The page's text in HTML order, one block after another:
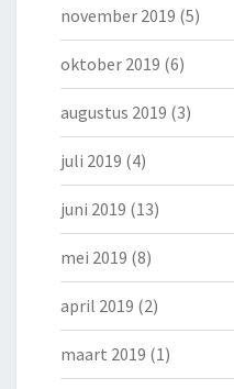
november 2019 (5)
oktober 2019 (6)
augustus 2019 (3)
juli 2019 (4)
juni 2019 (13)
mei 2019 (8)
april 2019 (2)
maart 2019 (1)